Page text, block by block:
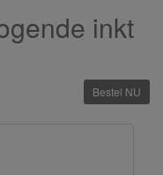
inkt
Bestel NU